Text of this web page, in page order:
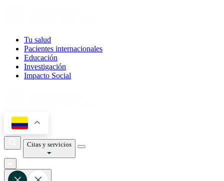
Tu salud
Pacientes internacionales
Educación
Investigación
Impacto Social
Citas y servicios